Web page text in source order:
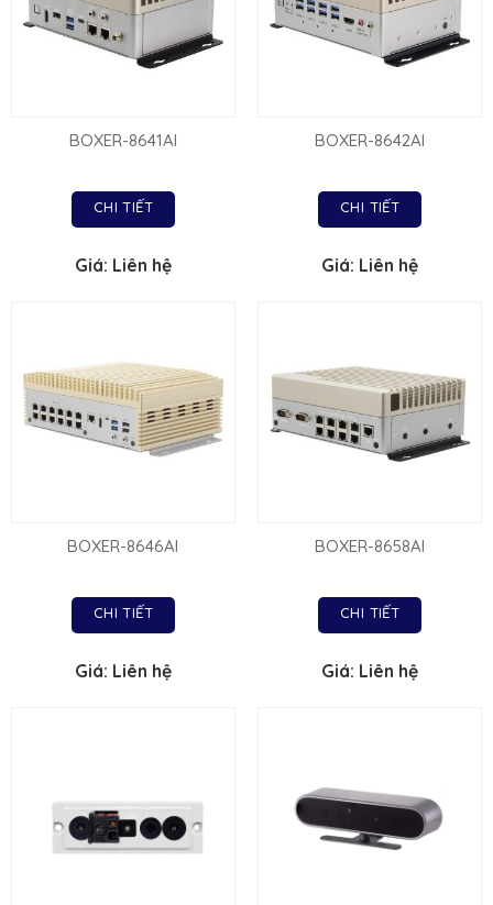
BOXER-8641AI
CHI TIẾT
Giá: Liên hệ
BOXER-8642AI
CHI TIẾT
Giá: Liên hệ
BOXER-8646AI
CHI TIẾT
Giá: Liên hệ
BOXER-8658AI
CHI TIẾT
Giá: Liên hệ